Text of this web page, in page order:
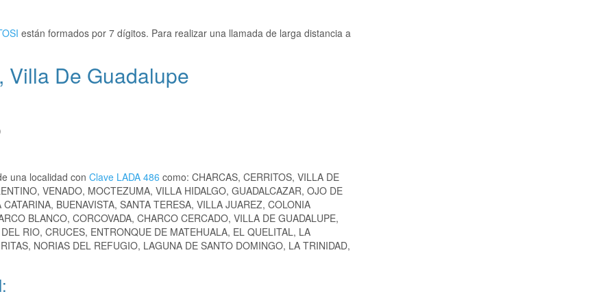
están formados por 7 dígitos. Para realizar una llamada de larga distancia a
Villa De Guadalupe
una localidad con Clave LADA 486 como: CHARCAS, CERRITOS, VILLA DE
VENADO, MOCTEZUMA, VILLA HIDALGO, GUADALCAZAR, OJO DE
BUENAVISTA, SANTA TERESA, VILLA JUAREZ, COLONIA
BLANCO, CORCOVADA, CHARCO CERCADO, VILLA DE GUADALUPE,
RIO, CRUCES, ENTRONQUE DE MATEHUALA, EL QUELITAL, LA
NORIAS DEL REFUGIO, LAGUNA DE SANTO DOMINGO, LA TRINIDAD,